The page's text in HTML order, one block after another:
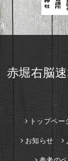
赤堀右脳
トップペー
お知らせ